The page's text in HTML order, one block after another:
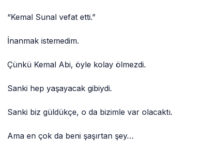
“Kemal Sunal vefat etti.”
İnanmak istemedim.
Çünkü Kemal Abi, öyle kolay ölmezdi.
Sanki hep yaşayacak gibiydi.
Sanki biz güldükçe, o da bizimle var olacaktı.
Ama en çok da beni şaşırtan şey…